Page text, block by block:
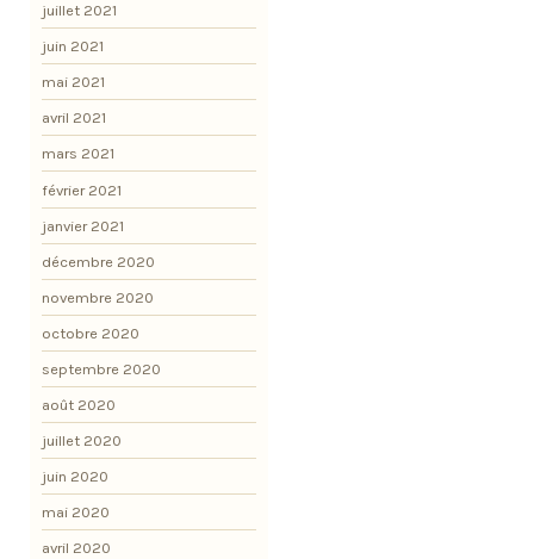
juillet 2021
juin 2021
mai 2021
avril 2021
mars 2021
février 2021
janvier 2021
décembre 2020
novembre 2020
octobre 2020
septembre 2020
août 2020
juillet 2020
juin 2020
mai 2020
avril 2020